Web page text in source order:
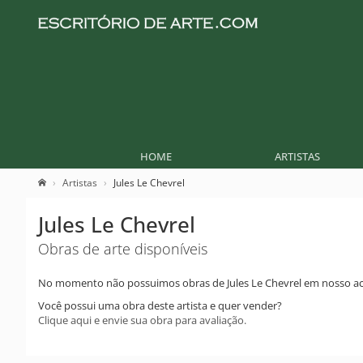
HOME ARTISTAS
Artistas Jules Le Chevrel
Jules Le Chevrel
Obras de arte disponíveis
No momento não possuimos obras de Jules Le Chevrel em nosso
Você possui uma obra deste artista e quer vender?
Clique aqui e envie sua obra para avaliação.